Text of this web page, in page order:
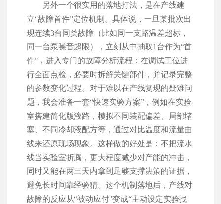
另外一个很实用的落地打法，是在产线建
立“故障首件”定位机制。具体说，一旦某批次出
现连续3台同类故障（比如同一支路温差超标，
同一台泵噪音超限），立刻从中抽取1台作为“首
件”，进入专门的故障分析流程：在调试工位进
行全面点检，必要时拆解关键部件，并记录完整
的参数变化过程。对于难以在产线复现的疑难问
题，我会准备一套“快速实验方案”，例如在实验
室搭建简化版液路，模拟不同装配偏差、局部堵
塞、不同冷却液配方等，通过对比温度和流量曲
线来还原现场现象。这样做的好处是：不把流水
线当实验室折腾，更大程度减少对产能的冲击，
同时又能在两三天内拿到足够支撑决策的证据，
避免长时间靠经验猜。这个机制落地后，产线对
故障的反应从“被动应付”变成“主动设定实验找